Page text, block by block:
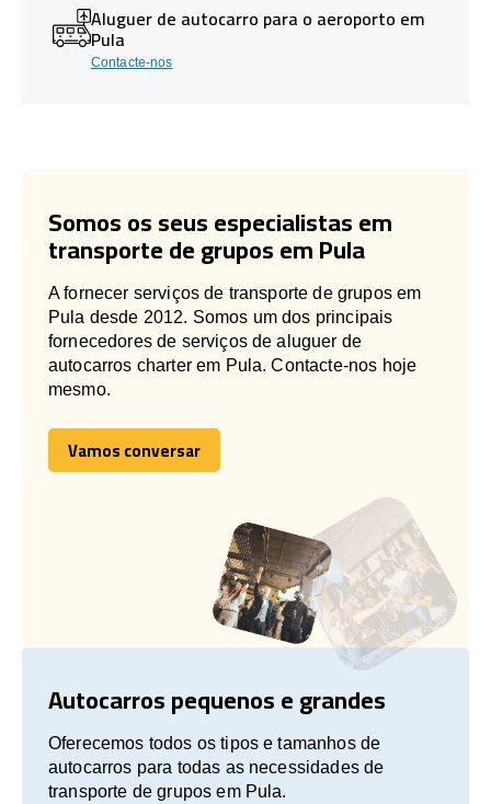
Aluguer de autocarro para o aeroporto em
Pula
Contacte-nos
Somos os seus especialistas em
transporte de grupos em Pula
A fornecer serviços de transporte de grupos em
Pula desde 2012. Somos um dos principais
fornecedores de serviços de aluguer de
autocarros charter em Pula. Contacte-nos hoje
mesmo.
Vamos conversar
Vamos conversar
Autocarros pequenos e grandes
Oferecemos todos os tipos e tamanhos de
autocarros para todas as necessidades de
transporte de grupos em Pula.